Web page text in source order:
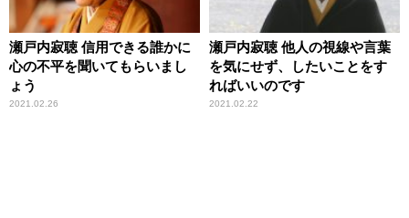
瀬戸内寂聴 信用できる誰かに
心の不平を聞いてもらいまし
ょう
2021.02.26
瀬戸内寂聴 他人の視線や言葉
を気にせず、したいことをす
ればいいのです
2021.02.22